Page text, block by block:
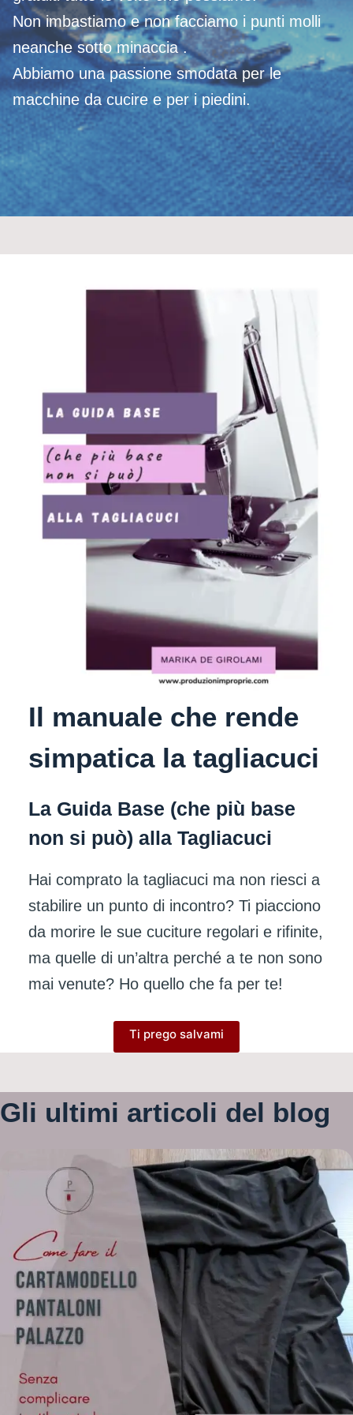
Non imbastiamo e non facciamo i punti molli
neanche sotto minaccia .
Abbiamo una passione smodata per le
macchine da cucire e per i piedini.
Il manuale che rende
simpatica la tagliacuci
La Guida Base (che più base
non si può) alla Tagliacuci
Hai comprato la tagliacuci ma non riesci a
stabilire un punto di incontro? Ti piacciono
da morire le sue cuciture regolari e rifinite,
ma quelle di un’altra perché a te non sono
mai venute? Ho quello che fa per te!
Ti prego salvami
Gli ultimi articoli del blog